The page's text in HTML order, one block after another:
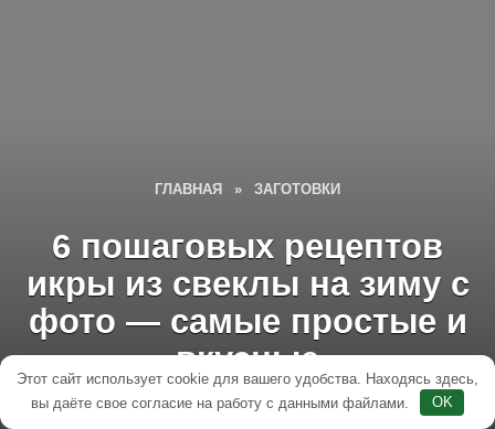
ГЛАВНАЯ » ЗАГОТОВКИ
6 пошаговых рецептов
икры из свеклы на зиму с
фото — самые простые и
вкусные
Этот сайт использует cookie для вашего удобства. Находясь здесь,
вы даёте свое согласие на работу с данными файлами.
OK